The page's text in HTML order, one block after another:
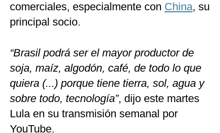
comerciales, especialmente con China, su
principal socio.
“Brasil podrá ser el mayor productor de
soja, maíz, algodón, café, de todo lo que
quiera (...) porque tiene tierra, sol, agua y
sobre todo, tecnología”, dijo este martes
Lula en su transmisión semanal por
YouTube.